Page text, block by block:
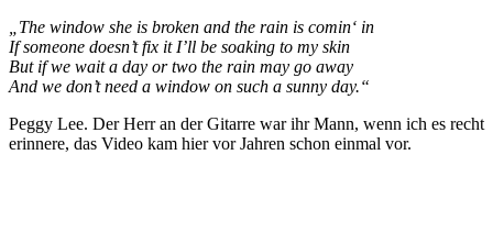
„The window she is broken and the rain is comin‘ in
If someone doesn’t fix it I’ll be soaking to my skin
But if we wait a day or two the rain may go away
And we don’t need a window on such a sunny day.“
Peggy Lee. Der Herr an der Gitarre war ihr Mann, wenn ich es recht
erinnere, das Video kam hier vor Jahren schon einmal vor.